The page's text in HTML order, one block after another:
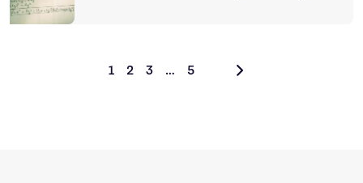
1 2 3 … 5